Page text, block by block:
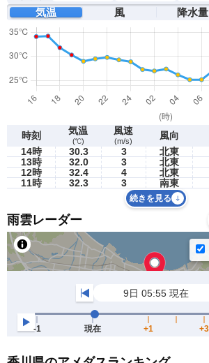
気温 風 降水量
時刻 気温
(℃)
風速
(m/s) 風向
14時 30.3 3 北東
13時
32.0 3 北東
12時
32.4 4 北東
11時
32.3 3 南東
続きを見る
雨雲レーダー